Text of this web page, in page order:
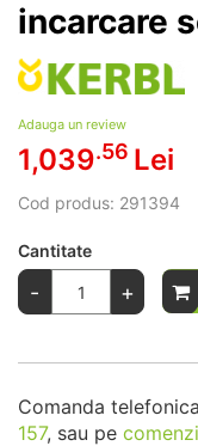
incarcare
Adauga un review
1,039.56 Lei
Cod produs: 291394
Cantitate
- +
Comanda
157, sau pe